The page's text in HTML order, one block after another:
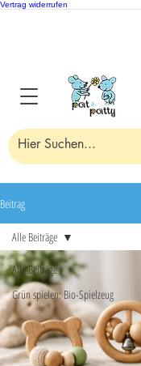
Vertrag widerrufen
Beitrag
Alle Beiträge
Grün spielen: Bio-Spielzeug
Alle Beiträge